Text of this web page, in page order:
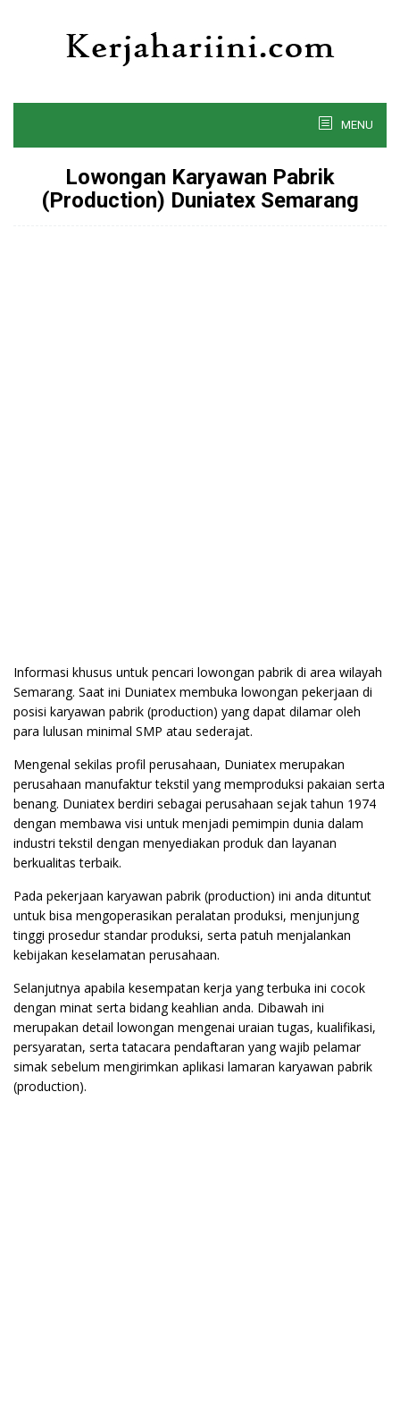
MENU
Lowongan Karyawan Pabrik
(Production) Duniatex Semarang
Informasi khusus untuk pencari lowongan pabrik di area wilayah
Semarang. Saat ini Duniatex membuka lowongan pekerjaan di
posisi karyawan pabrik (production) yang dapat dilamar oleh
para lulusan minimal SMP atau sederajat.
Mengenal sekilas profil perusahaan, Duniatex merupakan
perusahaan manufaktur tekstil yang memproduksi pakaian serta
benang. Duniatex berdiri sebagai perusahaan sejak tahun 1974
dengan membawa visi untuk menjadi pemimpin dunia dalam
industri tekstil dengan menyediakan produk dan layanan
berkualitas terbaik.
Pada pekerjaan karyawan pabrik (production) ini anda dituntut
untuk bisa mengoperasikan peralatan produksi, menjunjung
tinggi prosedur standar produksi, serta patuh menjalankan
kebijakan keselamatan perusahaan.
Selanjutnya apabila kesempatan kerja yang terbuka ini cocok
dengan minat serta bidang keahlian anda. Dibawah ini
merupakan detail lowongan mengenai uraian tugas, kualifikasi,
persyaratan, serta tatacara pendaftaran yang wajib pelamar
simak sebelum mengirimkan aplikasi lamaran karyawan pabrik
(production).